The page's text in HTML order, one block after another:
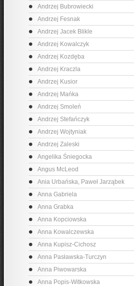
Andrzej Bubrowiecki
Andrzej Fesnak
Andrzej Jacek Blikle
Andrzej Kowalczyk
Andrzej Kozdęba
Andrzej Kraczla
Andrzej Kusior
Andrzej Mańka
Andrzej Smoleń
Andrzej Stefańczyk
Andrzej Wojtyniak
Andrzej Zaleski
Angelika Śniegocka
Angus McLeod
Ania Urbańska, Paweł Jarząbek
Anna Gabriela
Anna Grabka
Anna Kopciowska
Anna Kowalczewska
Anna Kupisz-Cichosz
Anna Pasławska-Turczyn
Anna Piwowarska
Anna Popis-Witkowska